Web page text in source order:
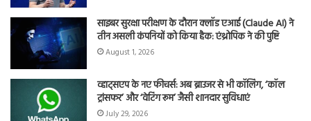
साइबर सुरक्षा परीक्षण के दौरान क्लॉड एआई (Claude AI) ने
तीन असली कंपनियों को किया हैक: एंथ्रोपिक ने की पुष्टि
August 1, 2026
व्हाट्सएप के नए फीचर्स: अब ब्राउजर से भी कॉलिंग, ‘कॉल
ट्रांसफर’ और ‘वेटिंग रूम’ जैसी शानदार सुविधाएं
July 29, 2026